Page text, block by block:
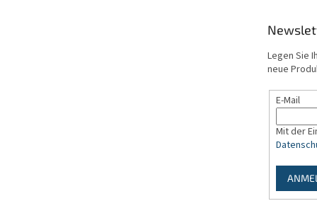
Legen Sie
neue
E-Mail
Mit der